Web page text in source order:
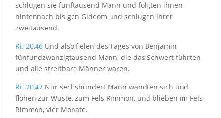
schlugen sie fünftausend Mann und folgten ihnen
hintennach bis gen Gideom und schlugen ihrer
zweitausend.
Ri. 20,46 Und also fielen des Tages von Benjamin
fünfundzwanzigtausend Mann, die das Schwert führten
und alle streitbare Männer waren.
Ri. 20,47 Nur sechshundert Mann wandten sich und
flohen zur Wüste, zum Fels Rimmon, und blieben im Fels
Rimmon, vier Monate.